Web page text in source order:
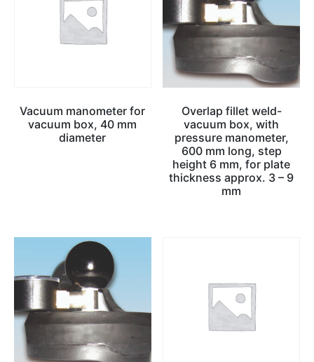
Vacuum manometer for
vacuum box, 40 mm
diameter
Overlap fillet weld-
vacuum box, with
pressure manometer,
600 mm long, step
height 6 mm, for plate
thickness approx. 3 – 9
mm